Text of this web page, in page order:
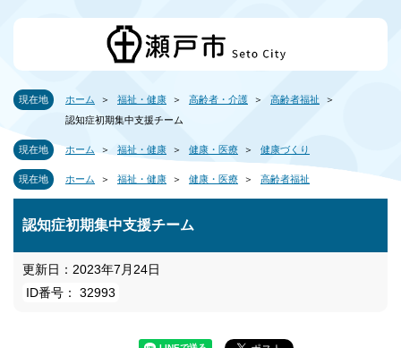
現在地 ホーム 福祉・健康 高齢者・介護
高齢者福祉
認知症初期集中支援チーム
現在地 ホーム 福祉・健康 健康・医療 健康づくり
現在地 ホーム 福祉・健康 健康・医療 高齢者福祉
認知症初期集中支援チーム
更新日：2023年7月24日
ID番号： 32993